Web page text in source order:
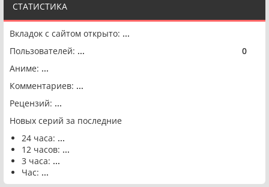
СТАТИСТИКА
Вкладок с сайтом открыто: ...
Пользователей: ... 0
Аниме: ...
Комментариев: ...
Рецензий: ...
Новых серий за последние
24 часа: ...
12 часов: ...
3 часа: ...
Час: ...